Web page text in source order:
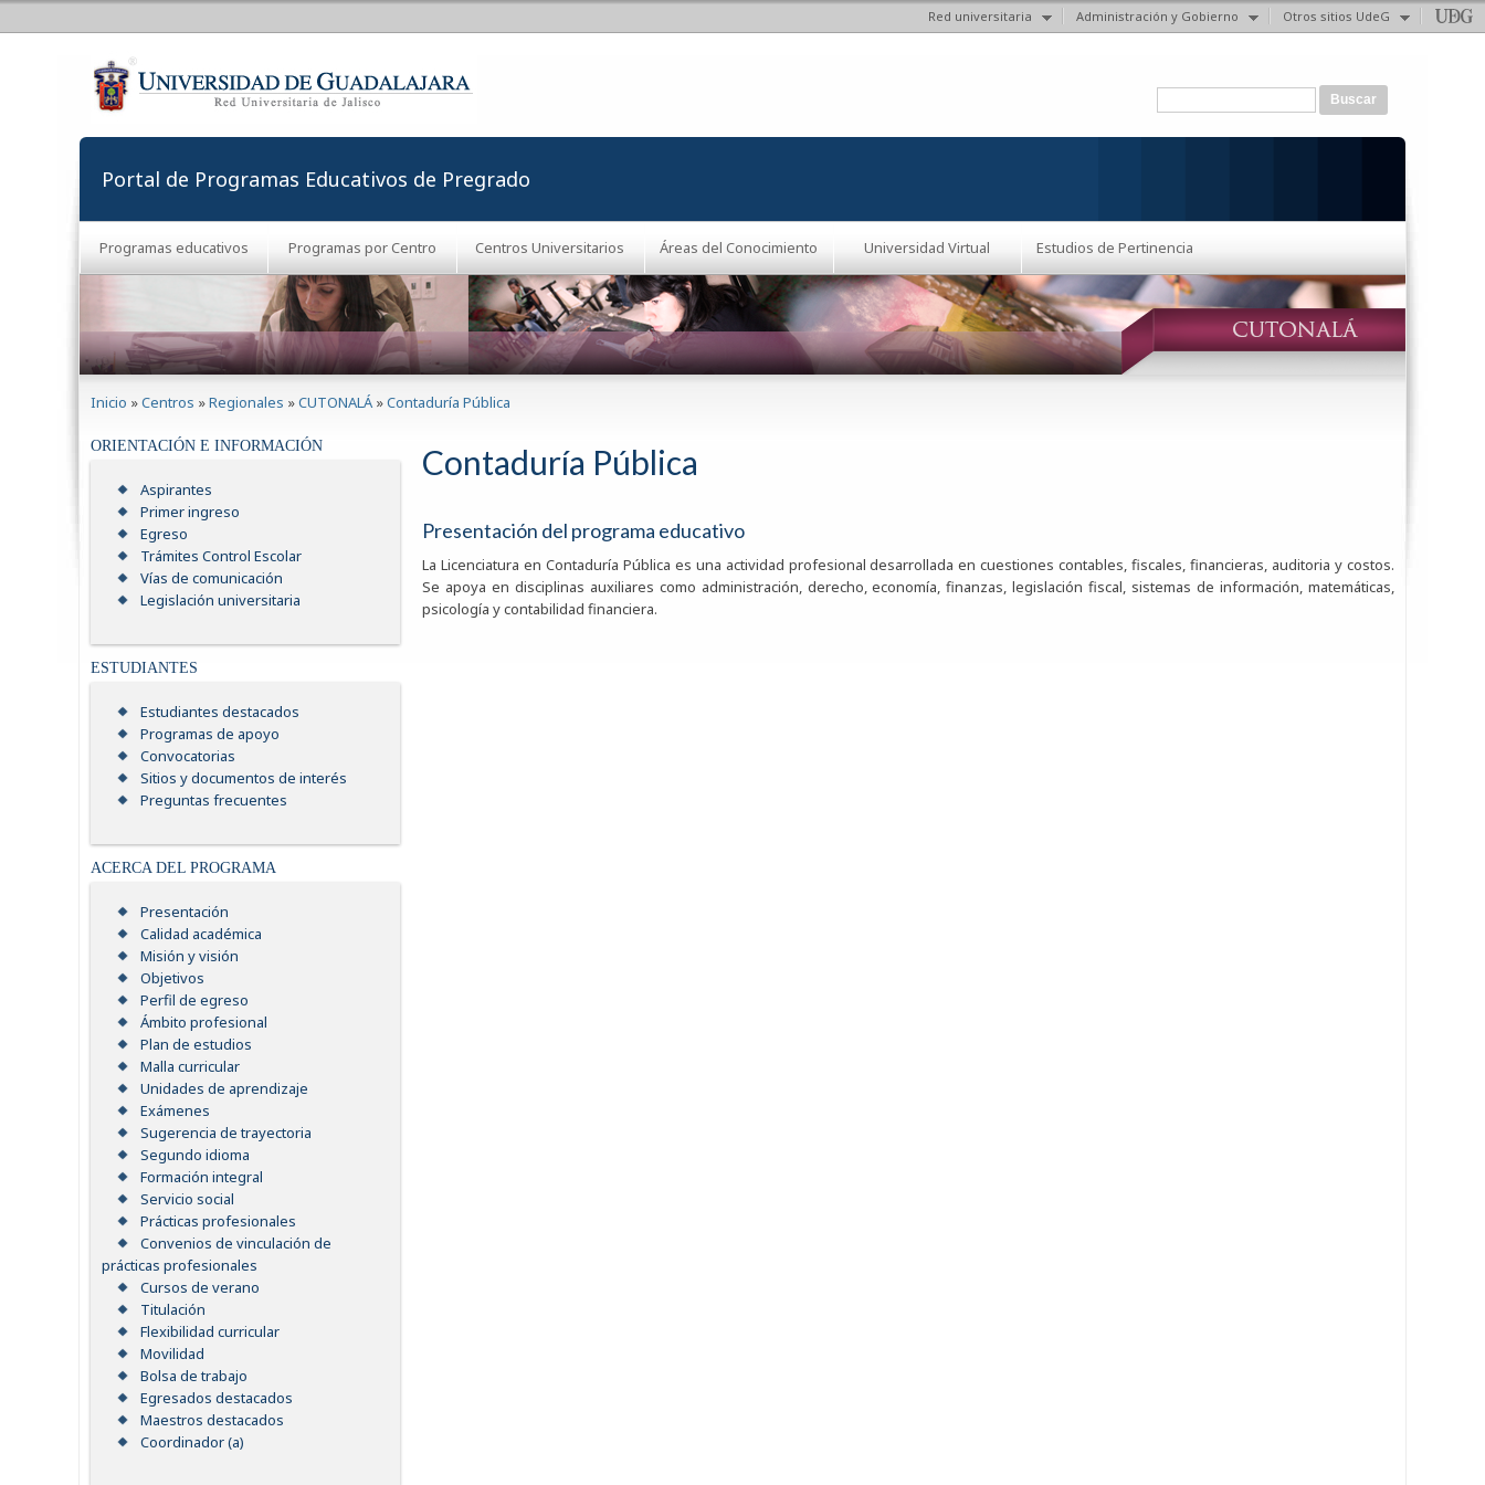
Red universitaria Administración y Gobierno Otros sitios UdeG
Formulario de búsqueda
Portal de Programas Educativos de Pregrado
Programas educativos Programas por Centro Centros Universitarios Áreas del Conocimiento Universidad Virtual Estudios de Pertinencia
Inicio »Centros »Regionales »CUTONALÁ »Contaduría Pública
ORIENTACIÓN E INFORMACIÓN
Aspirantes
Primer ingreso
Egreso
Trámites Control Escolar
Vías de comunicación
Legislación universitaria
ESTUDIANTES
Estudiantes destacados
Programas de apoyo
Convocatorias
Sitios y documentos de interés
Preguntas frecuentes
ACERCA DEL PROGRAMA
Presentación
Calidad académica
Misión y visión
Objetivos
Perfil de egreso
Ámbito profesional
Plan de estudios
Malla curricular
Unidades de aprendizaje
Exámenes
Sugerencia de trayectoria
Segundo idioma
Formación integral
Servicio social
Prácticas profesionales
Convenios de vinculación de
prácticas profesionales
Cursos de verano
Titulación
Flexibilidad curricular
Movilidad
Bolsa de trabajo
Egresados destacados
Maestros destacados
Coordinador (a)
Contaduría Pública
Presentación del programa educativo
La Licenciatura en Contaduría Pública es una actividad profesional desarrollada en cuestiones contables, fiscales, financieras, auditoria y costos.
Se apoya en disciplinas auxiliares como administración, derecho, economía, finanzas, legislación fiscal, sistemas de información, matemáticas,
psicología y contabilidad financiera.